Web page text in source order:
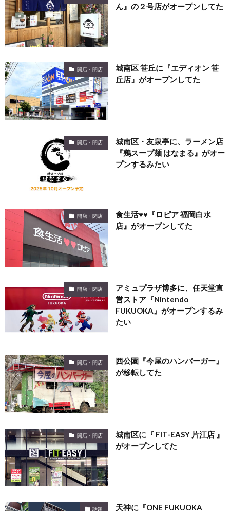
ん』の２号店がオープンしてた
開店・閉店
城南区 笹丘に『エディオン 笹
丘店』がオープンしてた
開店・閉店
城南区・友泉亭に、ラーメン店
『鶏スープ麺 はなまる』がオー
プンするみたい
開店・閉店
食生活♥♥『ロピア 福岡白水
店』がオープンしてた
開店・閉店
アミュプラザ博多に、任天堂直
営ストア『Nintendo
FUKUOKA』がオープンするみ
たい
開店・閉店
西公園『今屋のハンバーガー』
が移転してた
開店・閉店
城南区に『 FIT-EASY 片江店 』
がオープンしてた
話題 天神に『ONE FUKUOKA